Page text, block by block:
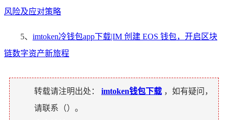
风险及应对策略
5、 imtoken冷钱包app下载|IM 创建 EOS 钱包，开启区块
链数字资产新旅程
转载请注明出处： imtoken钱包下载 ，如有疑问，
请联系（）。